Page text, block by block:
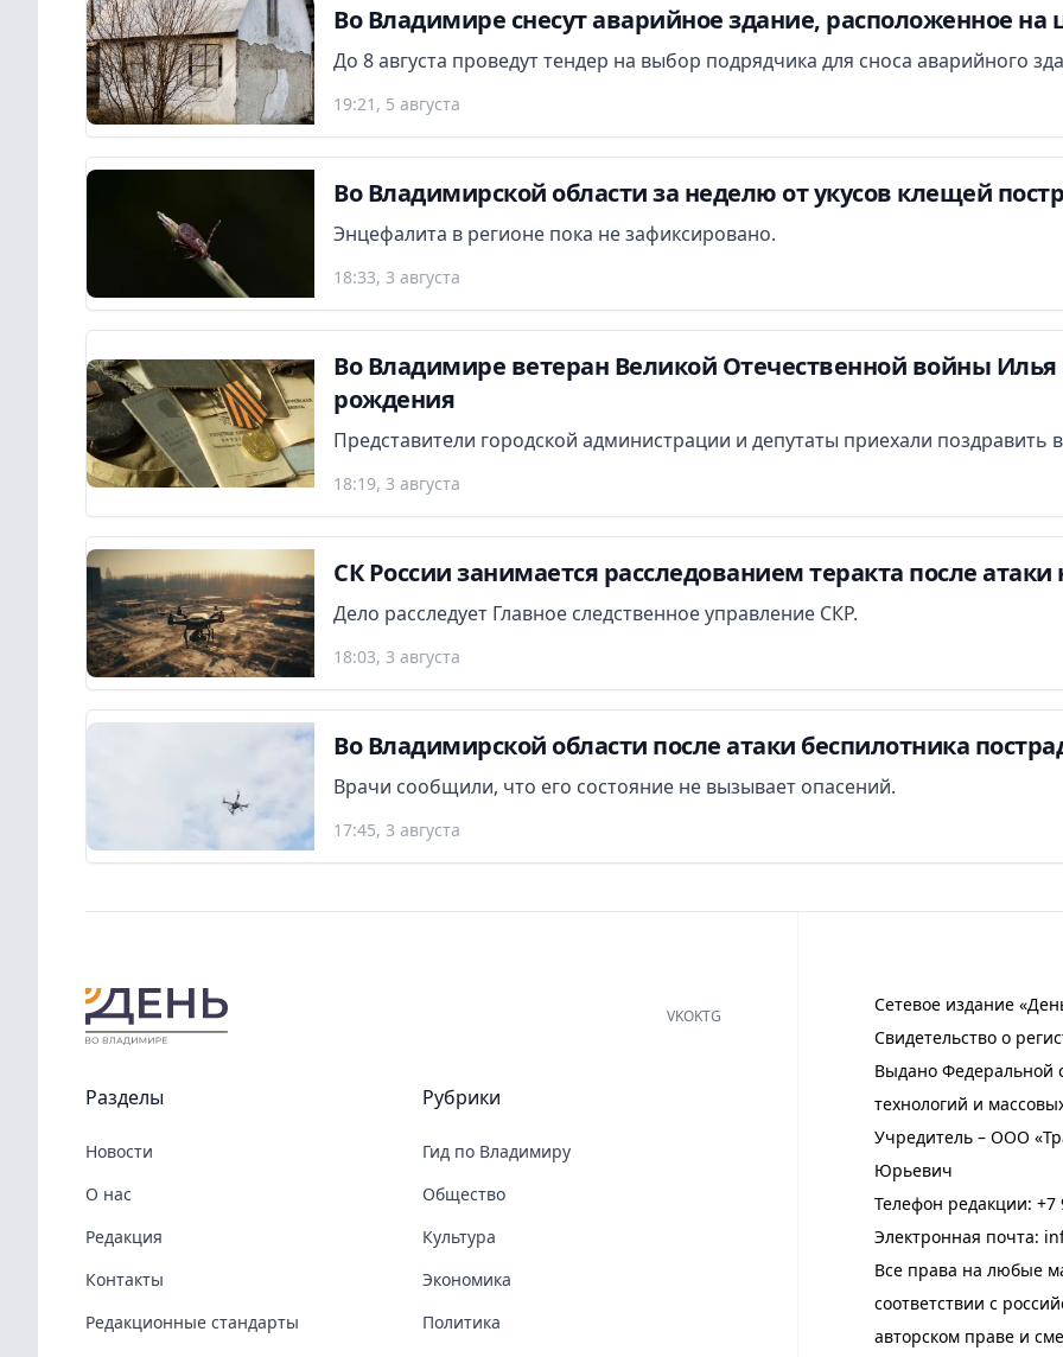
Во Владимире снесут аварийное здание, расположенное на
До 8 августа проведут тендер на выбор подрядчика для сноса аварийного
19:21, 5 августа
Во Владимирской области за неделю от укусов клещей
Энцефалита в регионе пока не зафиксировано.
18:33, 3 августа
Во Владимире ветеран Великой Отечественной войны
рождения
Представители городской администрации и депутаты приехали поздравить
18:19, 3 августа
СК России занимается расследованием теракта после
Дело расследует Главное следственное управление СКР.
18:03, 3 августа
Во Владимирской области после атаки беспилотника
Врачи сообщили, что его состояние не вызывает опасений.
17:45, 3 августа
Сетевое издание
Свидетельство о
Выдано Федеральной
технологий и
Учредитель – ООО
Юрьевич
Телефон редакции: +7
Электронная почта:
Все права на любые
соответствии с
авторском праве и
VKOKTG
Разделы
Новости
О нас
Редакция
Контакты
Редакционные стандарты
Рубрики
Гид по Владимиру
Общество
Культура
Экономика
Политика